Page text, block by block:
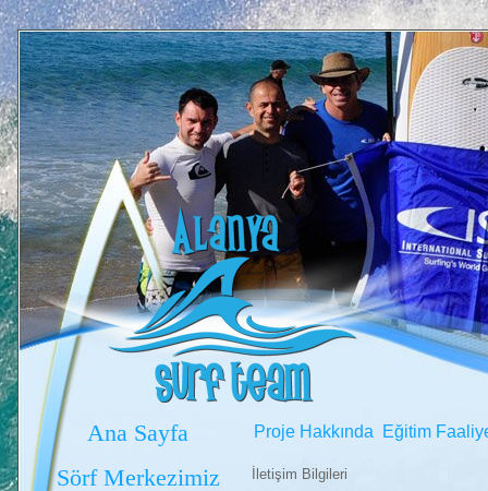
Ana Sayfa
Sörf Merkezimiz
Proje Hakkında Eğitim
İletişim Bilgileri